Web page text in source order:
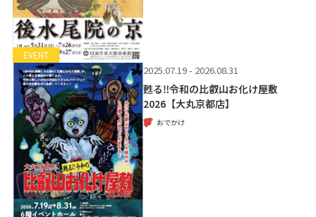
EVENT
2025.07.19 - 2026.08.31
甦る‼令和の比叡山お化け屋敷
2026【大丸京都店】
おでかけ